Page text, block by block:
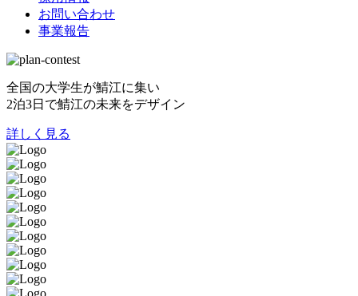
お問い合わせ
事業報告
全国の大学生が鯖江に集い
2泊3日で鯖江の未来をデザイン
詳しく見る